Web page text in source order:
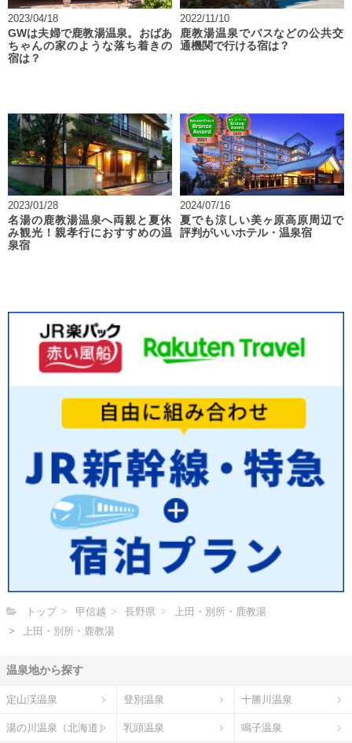
2023/04/18
GWは夫婦で鹿教湯温泉。おばあ
ちゃんの家のような落ち着きの
宿は？
2022/11/10
鹿教湯温泉でバスなどの公共交
通機関で行ける宿は？
2023/01/28
名湯の鹿教湯温泉へ両親と夏休
み観光！親孝行におすすめの温
泉宿
2024/07/16
夏でも涼しい美ヶ原高原周辺で
評判がいいホテル・温泉宿
トップ 甲信越 長野県
上田・別所・鹿教湯
上田・別所・鹿教湯
温泉地から探す
定山渓温泉 登別温泉 十勝川温泉
湯の川温泉（北海道） 乳頭温泉 鳴子温泉